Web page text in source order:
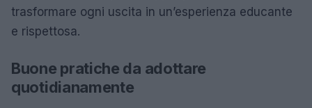
trasformare ogni uscita in un’esperienza educante
e rispettosa.
Buone pratiche da adottare
quotidianamente